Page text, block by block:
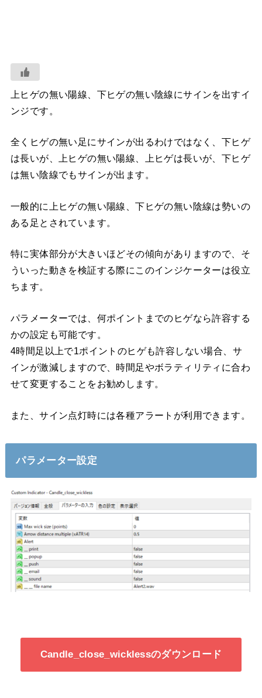
上ヒゲの無い陽線、下ヒゲの無い陰線にサインを出すイ
ンジです。
全くヒゲの無い足にサインが出るわけではなく、下ヒゲ
は長いが、上ヒゲの無い陽線、上ヒゲは長いが、下ヒゲ
は無い陰線でもサインが出ます。
一般的に上ヒゲの無い陽線、下ヒゲの無い陰線は勢いの
ある足とされています。
特に実体部分が大きいほどその傾向がありますので、そ
ういった動きを検証する際にこのインジケーターは役立
ちます。
パラメーターでは、何ポイントまでのヒゲなら許容する
かの設定も可能です。
4時間足以上で1ポイントのヒゲも許容しない場合、サ
インが激減しますので、時間足やボラティリティに合わ
せて変更することをお勧めします。
また、サイン点灯時には各種アラートが利用できます。
パラメーター設定
Candle_close_wicklessのダウンロード